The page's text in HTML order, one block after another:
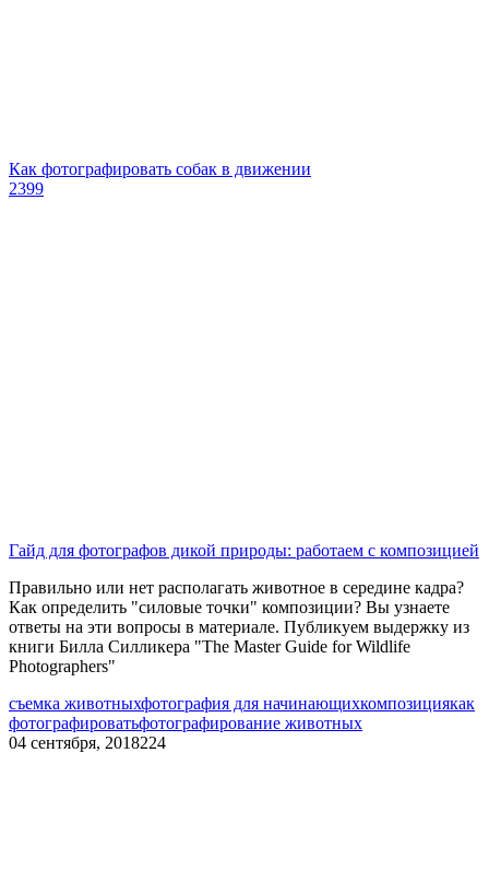
Как фотографировать собак в движении
2399
Гайд для фотографов дикой природы: работаем с композицией
Правильно или нет располагать животное в середине кадра?
Как определить "силовые точки" композиции? Вы узнаете
ответы на эти вопросы в материале. Публикуем выдержку из
книги Билла Силликера "The Master Guide for Wildlife
Photographers"
съемка животныхфотография для начинающихкомпозициякак
фотографироватьфотографирование животных
04 сентября, 2018224